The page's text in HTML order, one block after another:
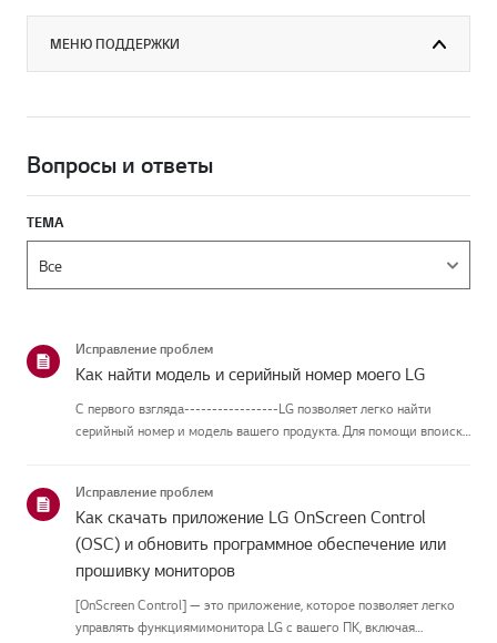
МЕНЮ ПОДДЕРЖКИ
Вопросы и ответы
ТЕМА
Исправление проблем
Как найти модель и серийный номер моего LG
С первого взгляда-----------------LG позволяет легко найти
серийный номер и модель вашего продукта. Для помощи впоиске
руководство создано...
Исправление проблем
Как скачать приложение LG OnScreen Control
(OSC) и обновить программное обеспечение или
прошивку мониторов
[OnScreen Control] — это приложение, которое позволяет легко
управлять функциямимонитора LG с вашего ПК, включая